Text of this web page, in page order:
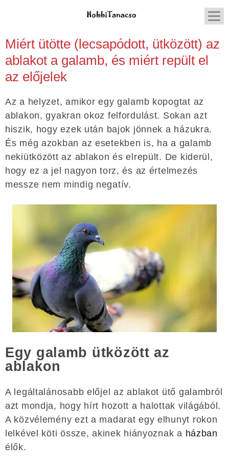
Miért ütötte (lecsapódott, ütközött) az
ablakot a galamb, és miért repült el
az előjelek
Az a helyzet, amikor egy galamb kopogtat az
ablakon, gyakran okoz felfordulást. Sokan azt
hiszik, hogy ezek után bajok jönnek a házukra.
És még azokban az esetekben is, ha a galamb
nekiütközött az ablakon és elrepült. De kiderül,
hogy ez a jel nagyon torz, és az értelmezés
messze nem mindig negatív.
Egy galamb ütközött az
ablakon
A legáltalánosabb előjel az ablakot ütő galambról
azt mondja, hogy hírt hozott a halottak világából.
A közvélemény ezt a madarat egy elhunyt rokon
lelkével köti össze, akinek hiányoznak a házban
élők.